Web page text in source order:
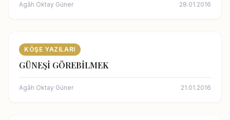
Agâh Oktay Güner 28.01.2016
KÖŞE YAZILARI
GÜNEŞİ GÖREBİLMEK
Agâh Oktay Güner 21.01.2016